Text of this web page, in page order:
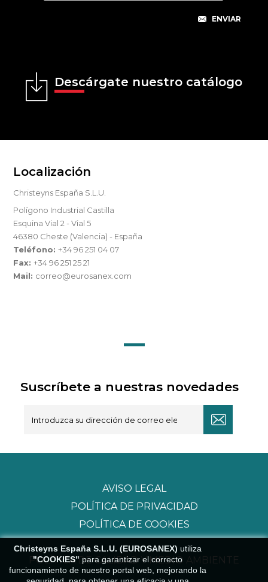
Descárgate nuestro catálogo
Localización
Christeyns España S.L.U.
Polígono Industrial Castilla
Esquina Vial 2 - Vial 5
46380 Cheste (Valencia) - España
Teléfono:+34 96 251 04 07
Fax:+34 96 251 25 21
Mail: correo@eurosanex.com
Suscríbete a nuestras novedades
Christeyns España S.L.U. (EUROSANEX) utiliza
"COOKIES" para garantizar el correcto
funcionamiento de nuestro portal web, mejorando la
AVISO LEGAL
POLÍTICA DE PRIVACIDAD
POLÍTICA DE COOKIES
POLÍTICA DE CALIDAD Y MEDIO AMBIENTE